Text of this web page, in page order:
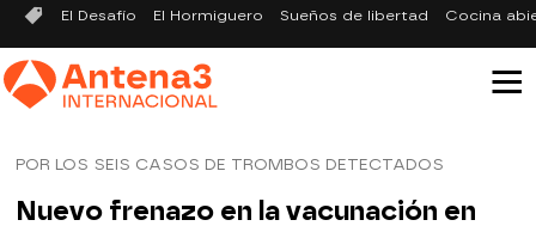
El Desafío El Hormiguero Sueños de libertad Cocina
POR LOS SEIS CASOS DE TROMBOS DETECTADOS
Nuevo frenazo en la vacunación en